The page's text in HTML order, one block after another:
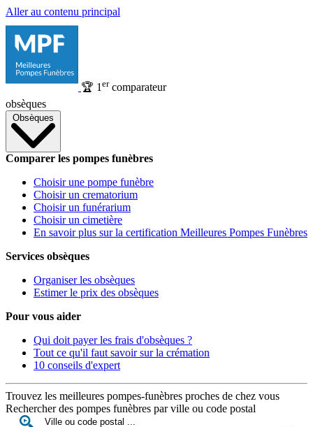
Aller au contenu principal
🏆 1 ercomparateur
obsèques
Obsèques
Comparer les pompes funèbres
Choisir une pompe funèbre
Choisir un crematorium
Choisir un funérarium
Choisir un cimetière
En savoir plus sur la certification Meilleures Pompes Funèbres
Services obsèques
Organiser les obsèques
Estimer le prix des obsèques
Pour vous aider
Qui doit payer les frais d'obsèques ?
Tout ce qu'il faut savoir sur la crémation
10 conseils d'expert
Trouvez les meilleures pompes-funèbres proches de chez vous
Rechercher des pompes funèbres par ville ou code postal